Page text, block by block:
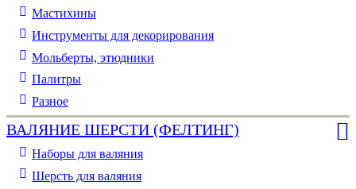
Мастихины
Инструменты для декорирования
Мольберты, этюдники
Палитры
Разное
ВАЛЯНИЕ ШЕРСТИ (ФЕЛТИНГ)
Наборы для валяния
Шерсть для валяния